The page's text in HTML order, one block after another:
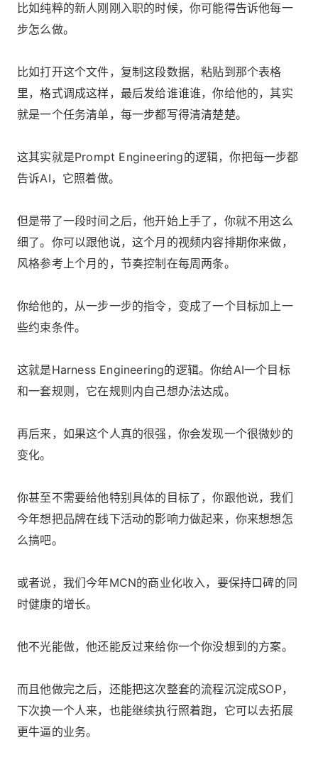
比如纯粹的新人刚刚入职的时候，你可能得告诉他每一
步怎么做。
比如打开这个文件，复制这段数据，粘贴到那个表格
里，格式调成这样，最后发给谁谁谁，你给他的，其实
就是一个任务清单，每一步都写得清清楚楚。
这其实就是Prompt Engineering的逻辑，你把每一步都
告诉AI，它照着做。
但是带了一段时间之后，他开始上手了，你就不用这么
细了。你可以跟他说，这个月的视频内容排期你来做，
风格参考上个月的，节奏控制在每周两条。
你给他的，从一步一步的指令，变成了一个目标加上一
些约束条件。
这就是Harness Engineering的逻辑。你给AI一个目标
和一套规则，它在规则内自己想办法达成。
再后来，如果这个人真的很强，你会发现一个很微妙的
变化。
你甚至不需要给他特别具体的目标了，你跟他说，我们
今年想把品牌在线下活动的影响力做起来，你来想想怎
么搞吧。
或者说，我们今年MCN的商业化收入，要保持口碑的同
时健康的增长。
他不光能做，他还能反过来给你一个你没想到的方案。
而且他做完之后，还能把这次整套的流程沉淀成SOP，
下次换一个人来，也能继续执行照着跑，它可以去拓展
更牛逼的业务。